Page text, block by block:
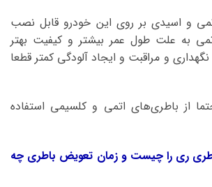
و اسیدی بر روی این خودرو قابل نصب
به علت طول عمر بیشتر و کیفیت بهتر
و مراقبت و ایجاد آلودگی کمتر قطعا
از باطری‌های اتمی و کلسیمی استفاده
ری‌ راچیست و زمان تعویض باطری چه